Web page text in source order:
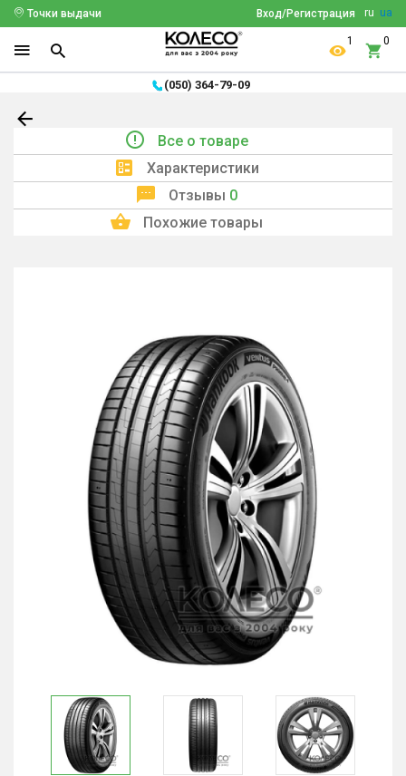
ru ua
Вход/Регистрация
Точки выдачи
1 0
(050) 364-79-09
Все о товаре
Характеристики
Отзывы 0
Похожие товары